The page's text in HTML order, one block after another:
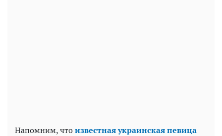
Напомним, чтоизвестная украинская певица